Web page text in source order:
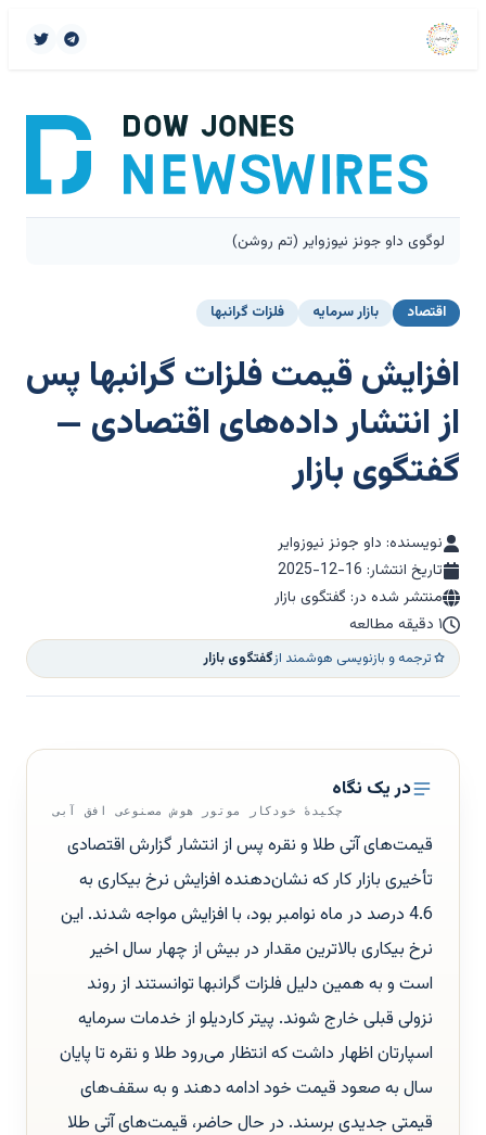
لوگوی داو جونز نیوزوایر (تم روشن)
اقتصاد بازار سرمایه فلزات گرانبها
افزایش قیمت فلزات گرانبها پس
از انتشار داده‌های اقتصادی —
گفتگوی بازار
نویسنده: داو جونز نیوزوایر
تاریخ انتشار: 2025-12-16
منتشر شده در: گفتگوی بازار
۱ دقیقه مطالعه
ترجمه و بازنویسی هوشمند ازگفتگوی بازار
در یک نگاه
چکیدهٔ خودکار موتور هوش مصنوعی افق آبی
قیمت‌های آتی طلا و نقره پس از انتشار گزارش اقتصادی
تأخیری بازار کار که نشان‌دهنده افزایش نرخ بیکاری به
4.6 درصد در ماه نوامبر بود، با افزایش مواجه شدند. این
نرخ بیکاری بالاترین مقدار در بیش از چهار سال اخیر
است و به همین دلیل فلزات گرانبها توانستند از روند
نزولی قبلی خارج شوند. پیتر کاردیلو از خدمات سرمایه
اسپارتان اظهار داشت که انتظار می‌رود طلا و نقره تا پایان
سال به صعود قیمت خود ادامه دهند و به سقف‌های
قیمتی جدیدی برسند. در حال حاضر، قیمت‌های آتی طلا